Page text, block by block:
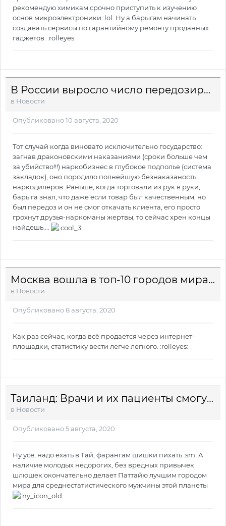
рекомендую химикам срочно приступить к изучению
основ микроэлектроники :lol: Ну а барыгам начинать
создавать сервисы по гарантийному ремонту проданных
гаджетов. :rolleyes:
В России выросло число передозировок наркотиками
в Новости
Опубликовано10 августа, 2020
Тот случай когда виновато исключительно государство:
загнав драконовскими наказаниями (сроки больше чем
за убийство!!!) наркобизнес в глубокое подполье (система
закладок), оно породило полнейшую безнаказаность
наркодилеров. Раньше, когда торговали из рук в руки,
барыга знал, что даже если товар был качественным, но
был передоз и он не смог откачать клиента, его просто
грохнут друзья-наркоманы жертвы, то сейчас хрен концы
найдешь....
Москва вошла в топ-10 городов мира по употреблению каннабиса
в Новости
Опубликовано8 августа, 2020
Как раз сейчас, когда всё продается через интернет-
площадки, статистику вести легче легкого. :rolleyes:
Таиланд: Врачи и их пациенты смогут сами выращивать каннабис
в Новости
Опубликовано5 августа, 2020
Ну усё, надо ехать в Тай, фарангам шишки пихать :sm: А
наличие молодых недорогих, без вредных привычек
шлюшек окончательно делает Паттайю лучшим городом
мира для среднестатистического мужчины этой планеты